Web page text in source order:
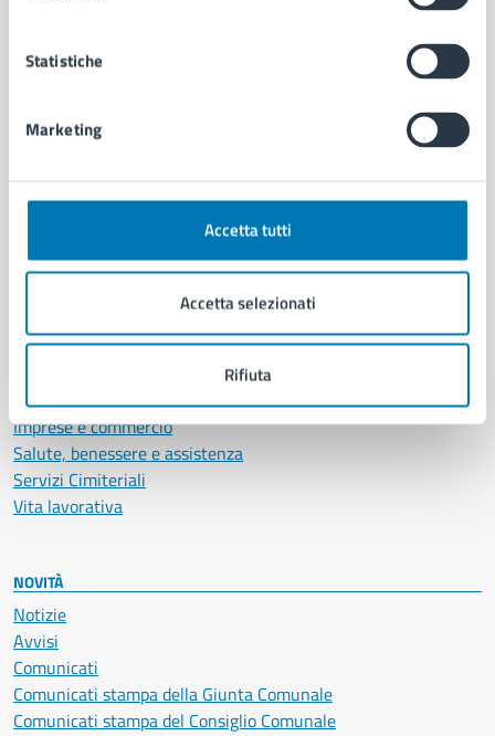
Statistiche
Marketing
Accetta tutti
Accetta selezionati
Rifiuta
Politici
Intranet, posta aziendale e protocollo
CATEGORIE DI SERVIZIO
Anagrafe e stato civile
Documenti e certificati
Giustizia e sicurezza pubblica
Imprese e commercio
Salute, benessere e assistenza
Servizi Cimiteriali
Vita lavorativa
NOVITÀ
Notizie
Avvisi
Comunicati
Comunicati stampa della Giunta Comunale
Comunicati stampa del Consiglio Comunale